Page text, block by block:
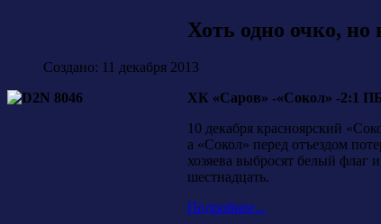
Хоть одно очко, но
Создано: 11 декабря 2013
ХК «Саров» -«Сокол» -2:1
10 декабря красноярский
а «Сокол» перед отъездом
хозяева выбросят белый флаг
шестнадцать.
Подробнее...